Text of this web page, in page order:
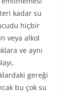
kadar su
hiçbir
veya alkol
ve aynı
gereği
bu çok su